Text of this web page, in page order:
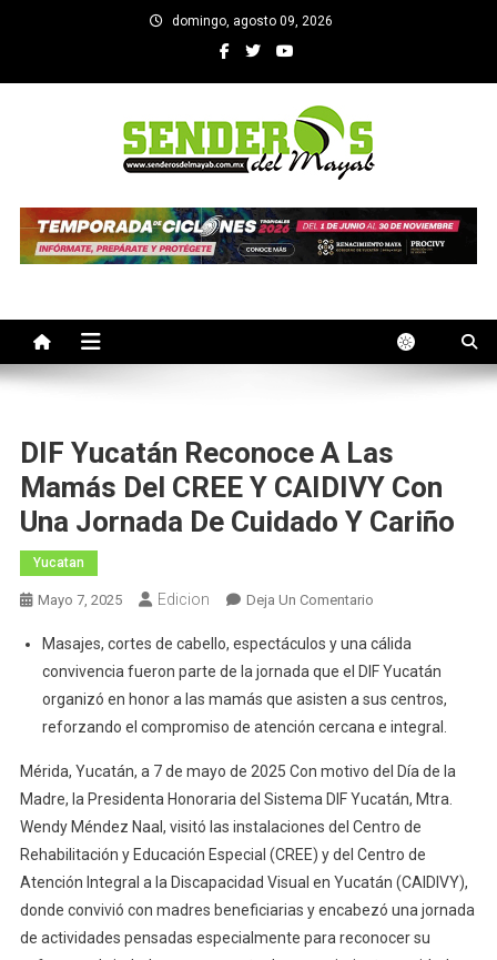
domingo, agosto 09, 2026
SENDEROS DEL MAYAB
DIF Yucatán Reconoce A Las
Mamás Del CREE Y CAIDIVY Con
Una Jornada De Cuidado Y Cariño
Yucatan
Mayo 7, 2025 Edicion Deja Un ComentarioEn
Yucatán
Reconoce
A
Las
Del
CREE
Y
CAIDIVY
Con
Una
Masajes, cortes de cabello, espectáculos y una cálida
convivencia fueron parte de la jornada que el DIF Yucatán
organizó en honor a las mamás que asisten a sus centros,
reforzando el compromiso de atención cercana e integral.
Mérida, Yucatán, a 7 de mayo de 2025 Con motivo del Día de la
Madre, la Presidenta Honoraria del Sistema DIF Yucatán, Mtra.
Wendy Méndez Naal, visitó las instalaciones del Centro de
Rehabilitación y Educación Especial (CREE) y del Centro de
Atención Integral a la Discapacidad Visual en Yucatán (CAIDIVY),
donde convivió con madres beneficiarias y encabezó una jornada
de actividades pensadas especialmente para reconocer su